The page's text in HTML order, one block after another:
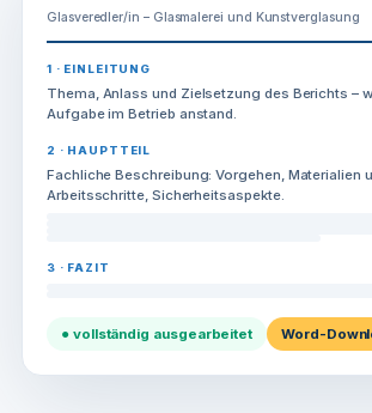
Glasveredler/in – Glasmalerei und Kunstverglasung
1 · EINLEITUNG
Thema, Anlass und Zielsetzung des Berichts –
Aufgabe im Betrieb anstand.
2 · HAUPTTEIL
Fachliche Beschreibung: Vorgehen, Materialien
Arbeitsschritte, Sicherheitsaspekte.
3 · FAZIT
● vollständig ausgearbeitet Word-